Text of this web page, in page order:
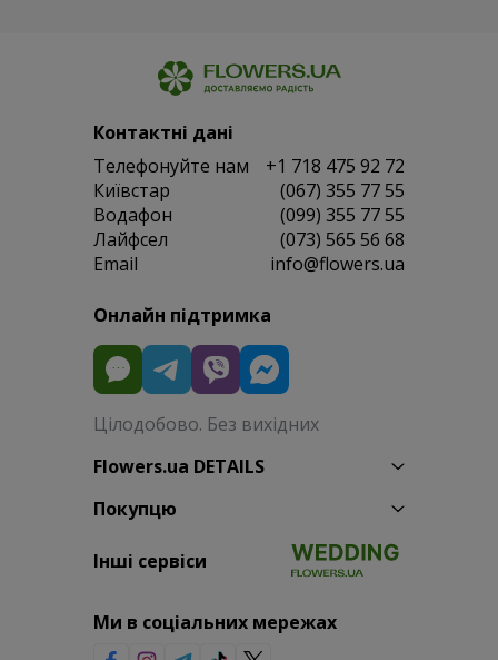
Контактні дані
Телефонуйте нам
+1 718 475 92 72
Київстар
(067) 355 77 55
Водафон
(099) 355 77 55
Лайфсел
(073) 565 56 68
Email
info@flowers.ua
Онлайн підтримка
Цілодобово. Без вихідних
Flowers.ua DETAILS
Покупцю
Інші сервіси
Ми в соціальних мережах